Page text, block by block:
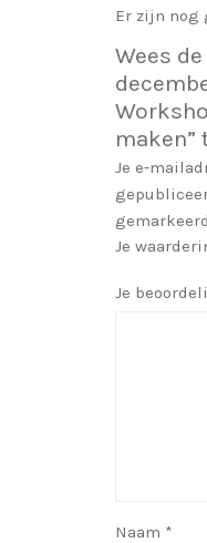
Er zijn nog
Wees
maken”
Je e-
Je
Je
Naam *